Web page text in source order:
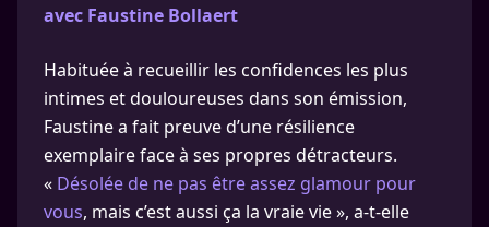
avec Faustine Bollaert
Habituée à recueillir les confidences les plus
intimes et douloureuses dans son émission,
Faustine a fait preuve d’une résilience
exemplaire face à ses propres détracteurs.
« Désolée de ne pas être assez glamour pour
vous, mais c’est aussi ça la vraie vie », a-t-elle